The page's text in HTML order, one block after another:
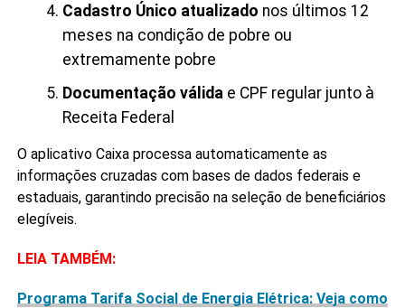
Cadastro Único atualizado nos últimos 12
meses na condição de pobre ou
extremamente pobre
Documentação válida e CPF regular junto à
Receita Federal
O aplicativo Caixa processa automaticamente as
informações cruzadas com bases de dados federais e
estaduais, garantindo precisão na seleção de beneficiários
elegíveis.
LEIA TAMBÉM:
Programa Tarifa Social de Energia Elétrica: Veja como